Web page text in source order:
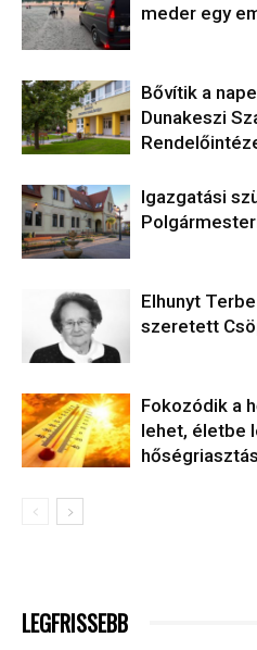
meder egy
Bővítik a
Dunakeszi
Igazgatási
Elhunyt
szeretett
Fokozódik a
lehet, életbe
hőségriasztás
LEGFRISSEBB